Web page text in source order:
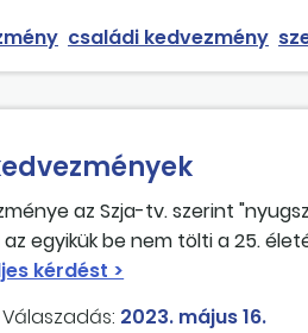
családi kedvezmény
az Szja-tv. szerint
egyikük be nem tölti a 25.
30 év alatti anyák
a 25. életévét? Attól a
Válaszadás: 2023. május 16.